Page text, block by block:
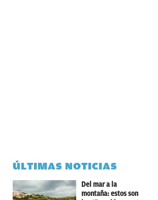
ÚLTIMAS NOTICIAS
Del mar a la
montaña: estos son